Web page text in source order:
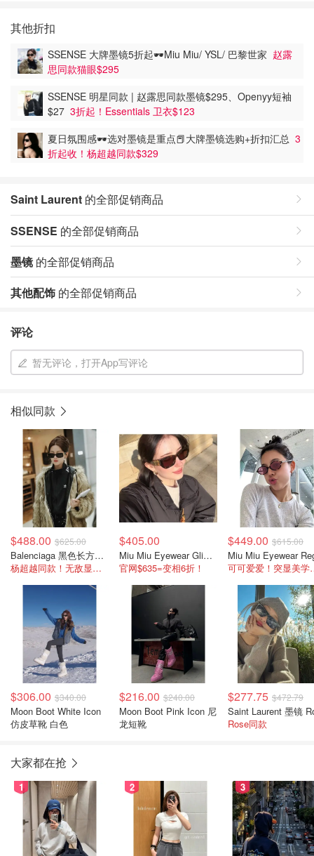
其他折扣
SSENSE 大牌墨镜5折起🕶️Miu Miu/ YSL/ 巴黎世家 赵露
思同款猫眼$295
SSENSE 明星同款 | 赵露思同款墨镜$295、Openyy短袖
$27 3折起！Essentials 卫衣$123
夏日氛围感🕶️选对墨镜是重点📕大牌墨镜选购+折扣汇总 3
折起收！杨超越同款$329
Saint Laurent 的全部促销商品
SSENSE 的全部促销商品
墨镜 的全部促销商品
其他配饰 的全部促销商品
评论
暂无评论，打开App写评论
相似同款
$488.00 $625.00
Balenciaga 黑色长方形太阳镜
杨超越同款！无敌显脸小
$405.00
Miu Miu Eyewear Glimpse 棕色太阳镜09w
官网$635=变相6折！
$449.00 $615.00
可可
$306.00 $340.00
Moon Boot White Icon
仿皮草靴 白色
$216.00 $240.00
Moon Boot Pink Icon 尼
龙短靴
$277.75 $472.79
Rose同款
大家都在抢
1 2 3